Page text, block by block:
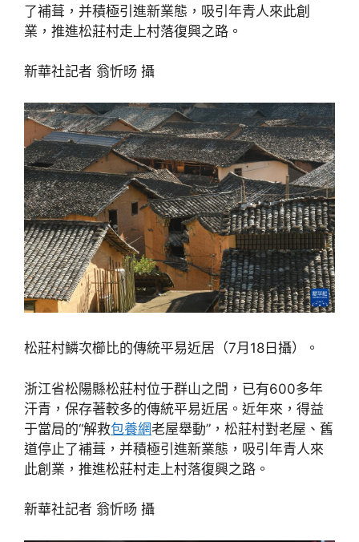
了補葺，并積極引進新業態，吸引年青人來此創
業，推進松莊村走上村落復興之路。
新華社記者 翁忻旸 攝
松莊村鱗次櫛比的傳統平易近居（7月18日攝）。
浙江省松陽縣松莊村位于群山之間，已有600多年
汗青，保存著較多的傳統平易近居。近年來，得益
于當局的“解救包養網老屋舉動”，松莊村對老屋、舊
道停止了補葺，并積極引進新業態，吸引年青人來
此創業，推進松莊村走上村落復興之路。
新華社記者 翁忻旸 攝